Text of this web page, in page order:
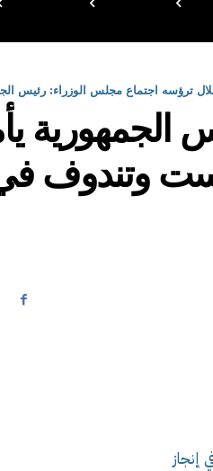
ترؤسه اجتماع مجلس الوزراء: رئيس
وتندوف
إنجاز